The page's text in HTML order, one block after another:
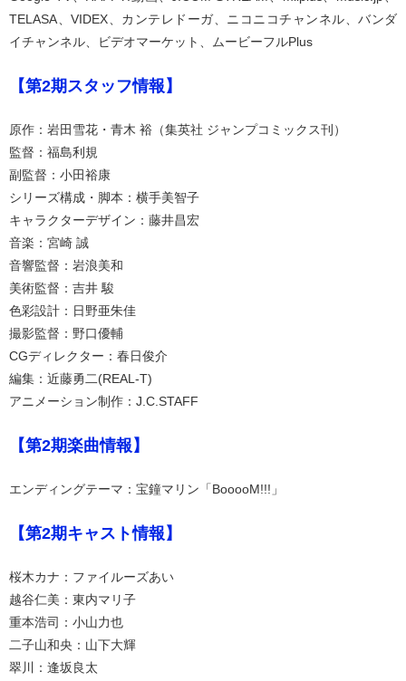
TELASA、VIDEX、カンテレドーガ、ニコニコチャンネル、バンダ
イチャンネル、ビデオマーケット、ムービーフルPlus
【第2期スタッフ情報】
原作：岩田雪花・青木 裕（集英社 ジャンプコミックス刊）
監督：福島利規
副監督：小田裕康
シリーズ構成・脚本：横手美智子
キャラクターデザイン：藤井昌宏
音楽：宮崎 誠
音響監督：岩浪美和
美術監督：吉井 駿
色彩設計：日野亜朱佳
撮影監督：野口優輔
CGディレクター：春日俊介
編集：近藤勇二(REAL-T)
アニメーション制作：J.C.STAFF
【第2期楽曲情報】
エンディングテーマ：宝鐘マリン「BooooM!!!」
【第2期キャスト情報】
桜木カナ：ファイルーズあい
越谷仁美：東内マリ子
重本浩司：小山力也
二子山和央：山下大輝
翠川：逢坂良太